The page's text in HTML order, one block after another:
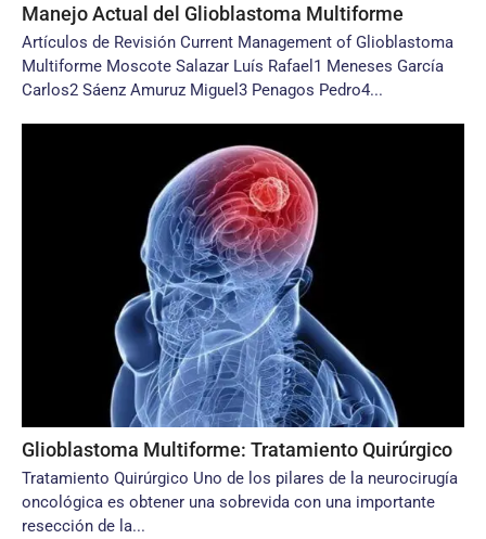
Manejo Actual del Glioblastoma Multiforme
Artículos de Revisión Current Management of Glioblastoma
Multiforme Moscote Salazar Luís Rafael1 Meneses García
Carlos2 Sáenz Amuruz Miguel3 Penagos Pedro4...
Glioblastoma Multiforme: Tratamiento Quirúrgico
Tratamiento Quirúrgico Uno de los pilares de la neurocirugía
oncológica es obtener una sobrevida con una importante
resección de la...